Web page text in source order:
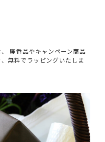
廃番品やキャンペーン商品
無料でラッピングいたしま